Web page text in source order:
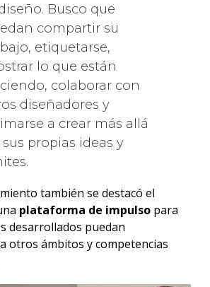
Busco que
compartir su
etiquetarse,
lo que están
colaborar con
diseñadores y
a crear más allá
sus propias ideas y
también se destacó el
plataforma de impulsopara
desarrollados puedan
otros ámbitos y competencias